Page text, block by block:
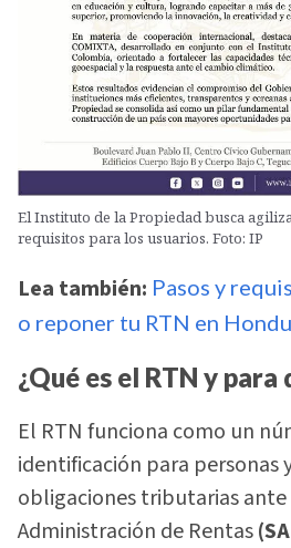
El Instituto de la Propiedad busca
requisitos para los usuarios. Foto: IP
Lea también: Pasos y
o reponer tu RTN en
¿Qué es el RTN y para
El RTN funciona como un
identificación para personas
obligaciones tributarias ante
Administración de Rentas